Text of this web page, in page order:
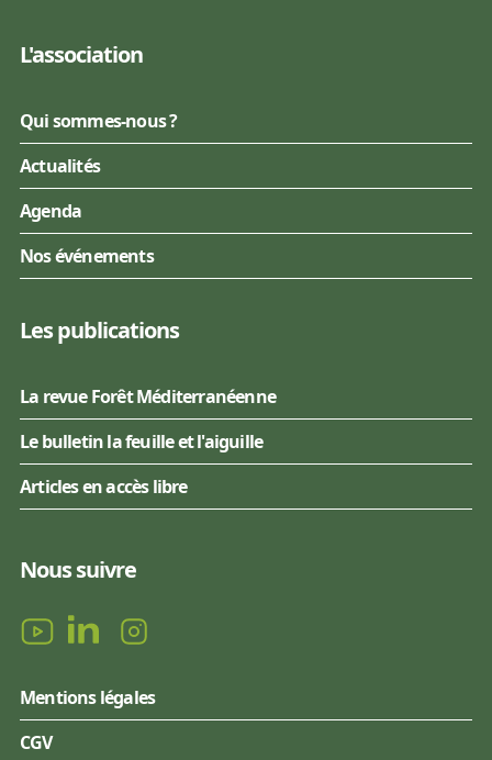
L'association
Qui sommes-nous ?
Actualités
Agenda
Nos événements
Les publications
La revue Forêt Méditerranéenne
Le bulletin la feuille et l'aiguille
Articles en accès libre
Nous suivre
Mentions légales
CGV